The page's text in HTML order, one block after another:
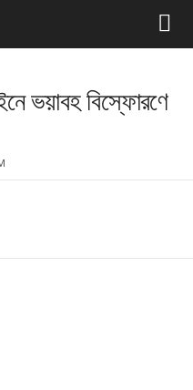
ভয়াবহ বিস্ফোরণে